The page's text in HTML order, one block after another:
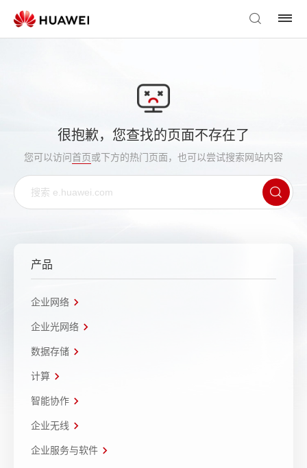
很抱歉，您查找的页面不存在了
您可以访问首页或下方的热门页面，也可以尝试搜索网站内容
产品
企业网络
企业光网络
数据存储
计算
智能协作
企业无线
企业服务与软件